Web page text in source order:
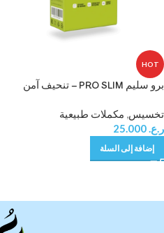
HOT
برو سليم PRO SLIM – تنحيف آمن
تخسيس, مكملات طبيعية
ر.ع.
إضافة إلى السلة